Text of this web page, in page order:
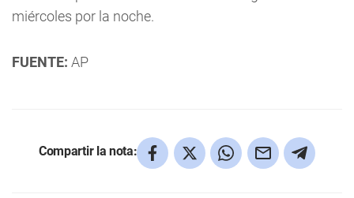
miércoles por la noche.
FUENTE: AP
Compartir la nota: